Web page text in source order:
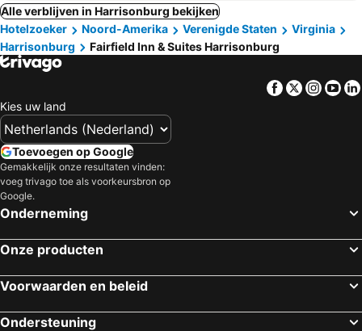
Alle verblijven in Harrisonburg bekijken
Hotelzoeker
Noord-Amerika Verenigde Staten
Virginia
Harrisonburg
Fairfield Inn & Suites Harrisonburg
Facebook
Twitter
Kies uw land
Toevoegen op Google
Gemakkelijk onze resultaten vinden:
voeg trivago toe als voorkeursbron op
Google.
Onderneming
Onze producten
Voorwaarden en beleid
Ondersteuning